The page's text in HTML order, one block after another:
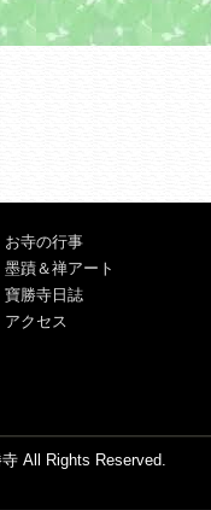
お寺の行事
墨蹟＆禅アート
寶勝寺日誌
アクセス
All Rights Reserved.